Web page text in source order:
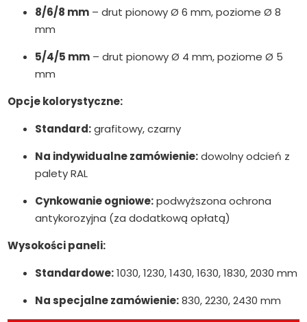
8/6/8 mm – drut pionowy Ø 6 mm, poziome Ø 8
mm
5/4/5 mm – drut pionowy Ø 4 mm, poziome Ø 5
mm
Opcje kolorystyczne:
Standard:grafitowy, czarny
Na indywidualne zamówienie:dowolny odcień z
palety RAL
Cynkowanie ogniowe:podwyższona ochrona
antykorozyjna (za dodatkową opłatą)
Wysokości paneli:
Standardowe:1030, 1230, 1430, 1630, 1830, 2030 mm
Na specjalne zamówienie:830, 2230, 2430 mm